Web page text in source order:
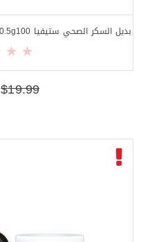
بديل السكر الصحي ستيفيا Herbal select Stevia Extract Packet 0.5g100
$19.99